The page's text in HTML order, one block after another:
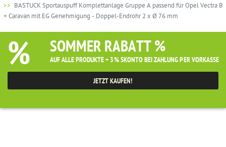
BASTUCK Sportauspuff Komplettanlage Gruppe A passend für Opel Vectra B
+ Caravan mit EG Genehmigung - Doppel-Endrohr 2 x Ø 76 mm
% SOMMER RABATT %
AUF ALLE PRODUKTE + 3% SKONTO BEI ZAHLUNG PER VORKASSE
JETZT KAUFEN!